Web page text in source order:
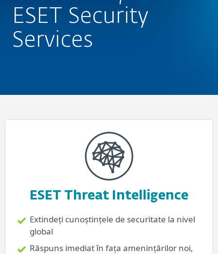
ESET Security
Services
ESET Threat Intelligence
Extindeți cunoștințele de securitate la nivel
global
Răspuns imediat în fața amenințărilor noi,